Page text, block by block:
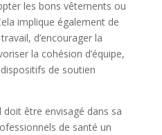
les bons vêtements ou
implique également de
d’encourager la
la cohésion d’équipe,
de soutien
doit être envisagé dans sa
de santé un